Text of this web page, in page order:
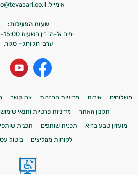
אימייל: info@tevabari.co.il
שעות הפעילות:
ימים א'-ה' בין השעות 09:00-15:00
ערבי חג וחג – סגור.
משלוחים אודות מדיניות החזרות צרו קשר
תקנון האתר
מדיניות פרטיות ותנאי שימוש
מועדון טבע בריא
תכנית שותפים תכנית
לקוחות ממליצים
ביטול